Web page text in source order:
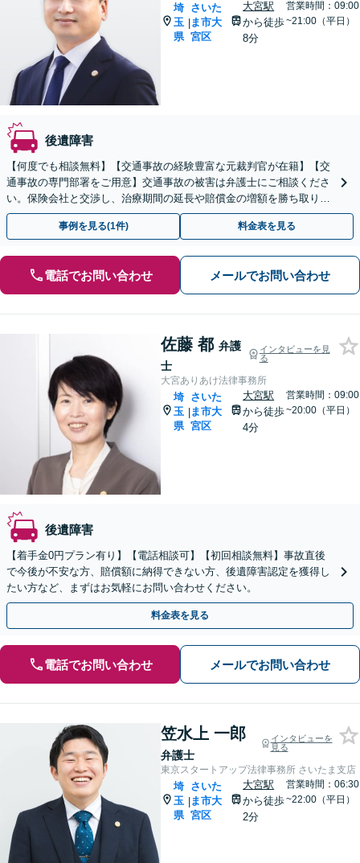
埼
玉
県
|
さいた
ま市大
宮区
大宮駅
から徒歩
8分
営業時間：09:00
~21:00（平日）
後遺障害
【何度でも相談無料】【交通事故の経験豊富な元裁判官が在籍】【交
通事故の専門部署をご用意】交通事故の被害は弁護士にご相談くださ
い。保険会社と交渉し、治療期間の延長や賠償金の増額を勝ち取りま
す。後遺障害の等級認定の手続きなどもお任せください。
事例を見る(1件) 料金表を見る
電話でお問い合わせ メールでお問い合わせ
佐藤 都 弁護
士
インタビューを見
る
大宮ありあけ法律事務所
埼
玉
県
|
さいた
ま市大
宮区
大宮駅
から徒歩
4分
営業時間：09:00
~20:00（平日）
後遺障害
【着手金0円プラン有り】【電話相談可】【初回相談無料】事故直後
で今後が不安な方、賠償額に納得できない方、後遺障害認定を獲得し
たい方など、まずはお気軽にお問い合わせください。
料金表を見る
電話でお問い合わせ メールでお問い合わせ
笠水上 一郎
弁護士
インタビューを
見る
東京スタートアップ法律事務所 さいたま支店
埼
玉
県
|
さいた
ま市大
宮区
大宮駅
から徒歩
2分
営業時間：06:30
~22:00（平日）